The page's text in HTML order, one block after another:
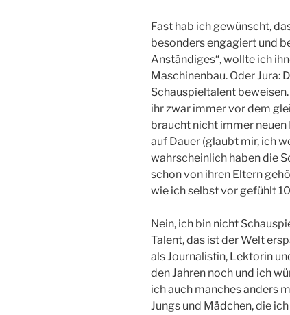
Fast hab ich gewünscht,
besonders engagiert und
Anständiges“, wollte ich
Maschinenbau. Oder Jura:
Schauspieltalent
ihr zwar immer vor dem
braucht nicht immer
auf Dauer (glaubt mir, ich
wahrscheinlich haben die
schon von ihren Eltern
wie ich selbst vor gefühlt
Nein, ich bin nicht
Talent, das ist der Welt
als Journalistin, Lektorin
den Jahren noch und ich
ich auch manches anders
Jungs und Mädchen, die